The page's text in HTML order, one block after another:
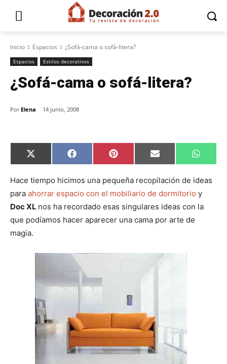
Inicio Espacios ¿Sofá-cama o sofá-litera?
Espacios Estilos decorativos
¿Sofá-cama o sofá-litera?
Por Elena 14 junio, 2008
C
o
p
r
i
r
e
X
(
w
t
e
r
)
C
o
p
r
i
r
e
F
a
e
o
o
k
C
o
p
r
i
r
e
P
i
t
r
e
s
t
C
o
p
r
i
r
e
E
m
i
C
o
p
r
i
W
h
t
A
p
p
Hace tiempo hicimos una pequeña recopilación de ideas
para ahorrar espacio con el mobiliario de dormitorio y
Doc XL nos ha recordado esas singulares ideas con la
que podíamos hacer aparecer una cama por arte de
magia.